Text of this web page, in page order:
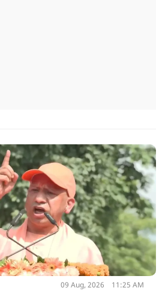
09 Aug, 2026 11:25 AM